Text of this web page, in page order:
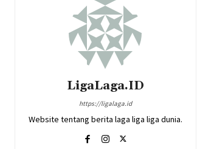
LigaLaga.ID
https://ligalaga.id
Website tentang berita laga liga liga dunia.